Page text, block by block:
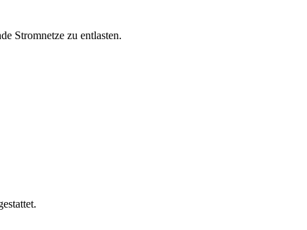
Stromnetze zu entlasten.